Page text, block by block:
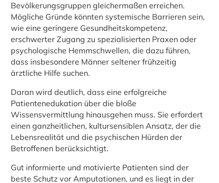
Bevölkerungsgruppen gleichermaßen erreichen.
Mögliche Gründe könnten systemische Barrieren sein,
wie eine geringere Gesundheitskompetenz,
erschwerter Zugang zu spezialisierten Praxen oder
psychologische Hemmschwellen, die dazu führen,
dass insbesondere Männer seltener frühzeitig
ärztliche Hilfe suchen.
Daran wird deutlich, dass eine erfolgreiche
Patientenedukation über die bloße
Wissensvermittlung hinausgehen muss. Sie erfordert
einen ganzheitlichen, kultursensiblen Ansatz, der die
Lebensrealität und die psychischen Hürden der
Betroffenen berücksichtigt.
Gut informierte und motivierte Patienten sind der
beste Schutz vor Amputationen, und es liegt in der